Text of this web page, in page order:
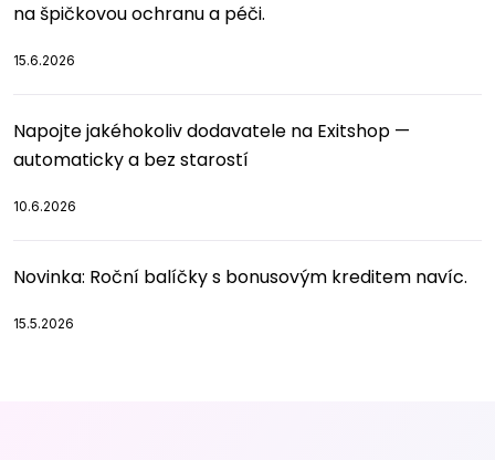
na špičkovou ochranu a péči.
15.6.2026
Napojte jakéhokoliv dodavatele na Exitshop —
automaticky a bez starostí
10.6.2026
Novinka: Roční balíčky s bonusovým kreditem navíc.
15.5.2026